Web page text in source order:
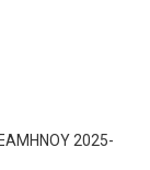
2025-